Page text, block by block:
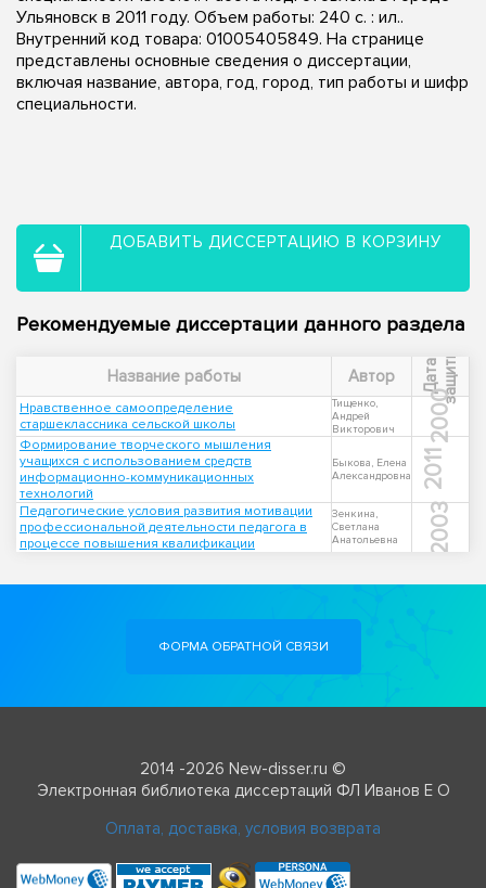
Ульяновск в 2011 году. Объем работы: 240 с. : ил..
Внутренний код товара: 01005405849. На странице
представлены основные сведения о диссертации,
включая название, автора, год, город, тип работы и шифр
специальности.
ДОБАВИТЬ ДИССЕРТАЦИЮ В КОРЗИНУ
Рекомендуемые диссертации данного раздела
Название работы Автор Д
а
т
а
з
а
щ
и
ты
Нравственное самоопределение
старшеклассника сельской школы
Тищенко,
Андрей
Викторович
2000
Формирование творческого мышления
учащихся с использованием средств
информационно-коммуникационных
технологий
Быкова, Елена
Александровна
2011
Педагогические условия развития мотивации
профессиональной деятельности педагога в
процессе повышения квалификации
Зенкина,
Светлана
Анатольевна
2003
ФОРМА ОБРАТНОЙ СВЯЗИ
2014 -2026 New-disser.ru ©
Электронная библиотека диссертаций ФЛ Иванов Е О
Оплата, доставка, условия возврата